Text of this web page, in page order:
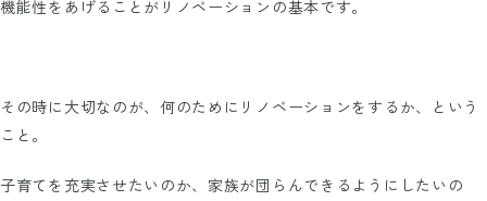
機能性をあげることがリノベーションの基本です。
その時に大切なのが、何のためにリノベーションをするか、という
こと。
子育てを充実させたいのか、家族が団らんできるようにしたいの